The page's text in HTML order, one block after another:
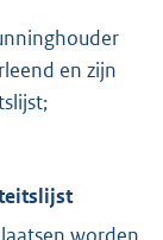
en zijn